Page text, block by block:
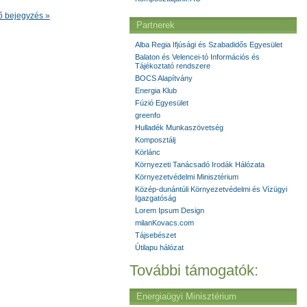
bejegyzés »
Partnerek
Alba Regia Ifjúsági és Szabadidős Egyesület
Balaton és Velencei-tó Információs és
Tájékoztató rendszere
BOCS Alapítvány
Energia Klub
Fúzió Egyesület
greenfo
Hulladék Munkaszövetség
Komposztálj
Körlánc
Környezeti Tanácsadó Irodák Hálózata
Környezetvédelmi Minisztérium
Közép-dunántúli Környezetvédelmi és Vízügyi
Igazgatóság
Lorem Ipsum Design
milanKovacs.com
Tájsebészet
Útilapu hálózat
További támogatók:
Energiaügyi Minisztérium